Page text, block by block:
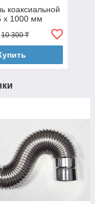
коаксиальной
х 1000 мм
10 300 ₸